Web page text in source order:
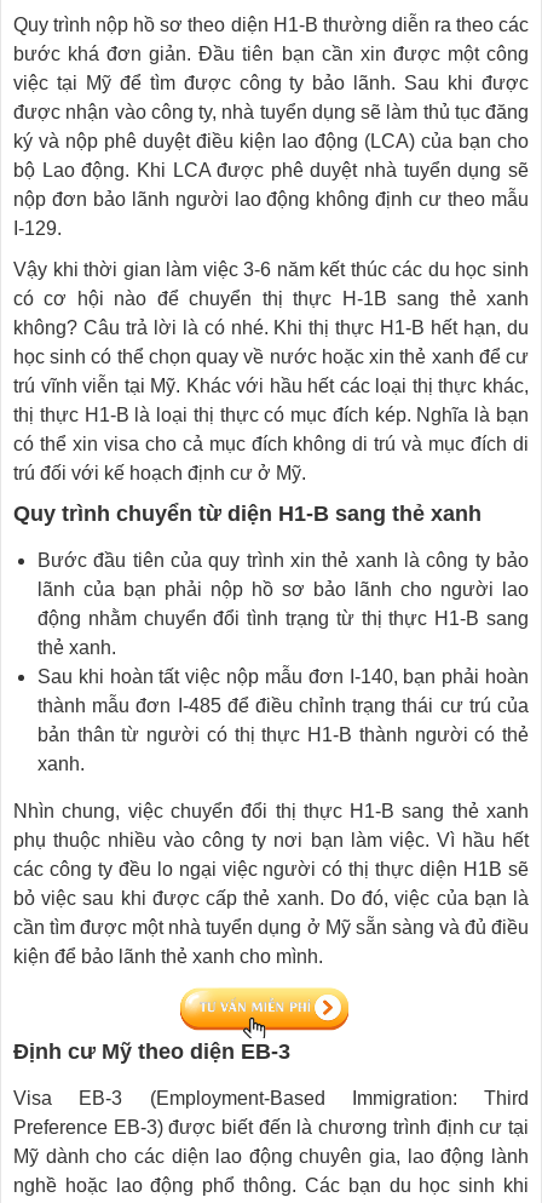
Quy trình nộp hồ sơ theo diện H1-B thường diễn ra theo các
bước khá đơn giản. Đầu tiên bạn cần xin được một công
việc tại Mỹ để tìm được công ty bảo lãnh. Sau khi được
được nhận vào công ty, nhà tuyển dụng sẽ làm thủ tục đăng
ký và nộp phê duyệt điều kiện lao động (LCA) của bạn cho
bộ Lao động. Khi LCA được phê duyệt nhà tuyển dụng sẽ
nộp đơn bảo lãnh người lao động không định cư theo mẫu
I-129.
Vậy khi thời gian làm việc 3-6 năm kết thúc các du học sinh
có cơ hội nào để chuyển thị thực H-1B sang thẻ xanh
không? Câu trả lời là có nhé. Khi thị thực H1-B hết hạn, du
học sinh có thể chọn quay về nước hoặc xin thẻ xanh để cư
trú vĩnh viễn tại Mỹ. Khác với hầu hết các loại thị thực khác,
thị thực H1-B là loại thị thực có mục đích kép. Nghĩa là bạn
có thể xin visa cho cả mục đích không di trú và mục đích di
trú đối với kế hoạch định cư ở Mỹ.
Quy trình chuyển từ diện H1-B sang thẻ xanh
Bước đầu tiên của quy trình xin thẻ xanh là công ty bảo
lãnh của bạn phải nộp hồ sơ bảo lãnh cho người lao
động nhằm chuyển đổi tình trạng từ thị thực H1-B sang
thẻ xanh.
Sau khi hoàn tất việc nộp mẫu đơn I-140, bạn phải hoàn
thành mẫu đơn I-485 để điều chỉnh trạng thái cư trú của
bản thân từ người có thị thực H1-B thành người có thẻ
xanh.
Nhìn chung, việc chuyển đổi thị thực H1-B sang thẻ xanh
phụ thuộc nhiều vào công ty nơi bạn làm việc. Vì hầu hết
các công ty đều lo ngại việc người có thị thực diện H1B sẽ
bỏ việc sau khi được cấp thẻ xanh. Do đó, việc của bạn là
cần tìm được một nhà tuyển dụng ở Mỹ sẵn sàng và đủ điều
kiện để bảo lãnh thẻ xanh cho mình.
Định cư Mỹ theo diện EB-3
Visa EB-3 (Employment-Based Immigration: Third
Preference EB-3) được biết đến là chương trình định cư tại
Mỹ dành cho các diện lao động chuyên gia, lao động lành
nghề hoặc lao động phổ thông. Các bạn du học sinh khi